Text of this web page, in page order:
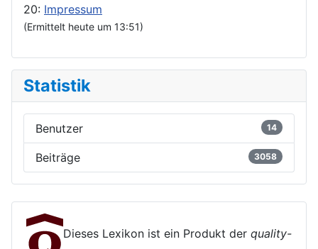
20: Impressum
(Ermittelt heute um 13:51)
Statistik
Benutzer 14
Beiträge 3058
Dieses Lexikon ist ein Produkt der quality-